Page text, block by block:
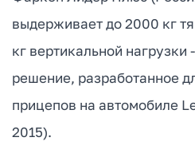
выдерживает до 2000 кг
кг вертикальной нагрузки
решение, разработанное
прицепов на автомобиле
2015).